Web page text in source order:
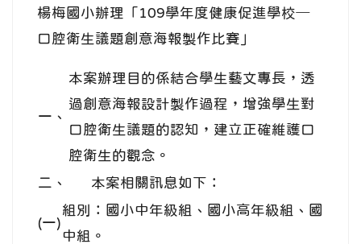
楊梅國小辦理「109學年度健康促進學校─
口腔衛生議題創意海報製作比賽」
一、
本案辦理目的係結合學生藝文專長，透
過創意海報設計製作過程，增強學生對
口腔衛生議題的認知，建立正確維護口
腔衛生的觀念。
二、
本案相關訊息如下：
(一)
組別：國小中年級組、國小高年級組、國
中組。